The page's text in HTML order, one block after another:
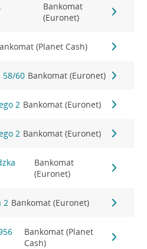
Bankomat
(Euronet)
(Planet Cash)
58/60 Bankomat (Euronet)
2 Bankomat (Euronet)
2 Bankomat (Euronet)
Bankomat
(Euronet)
2 Bankomat (Euronet)
Bankomat (Planet
Cash)